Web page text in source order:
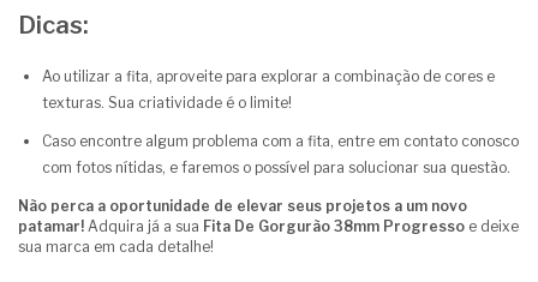
Dicas:
Ao utilizar a fita, aproveite para explorar a combinação de cores e
texturas. Sua criatividade é o limite!
Caso encontre algum problema com a fita, entre em contato conosco
com fotos nítidas, e faremos o possível para solucionar sua questão.
Não perca a oportunidade de elevar seus projetos a um novo
patamar! Adquira já a sua Fita De Gorgurão 38mm Progresso e deixe
sua marca em cada detalhe!